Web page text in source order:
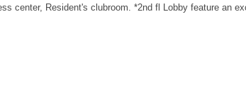
center, Resident's clubroom. *2nd fl Lobby feature an